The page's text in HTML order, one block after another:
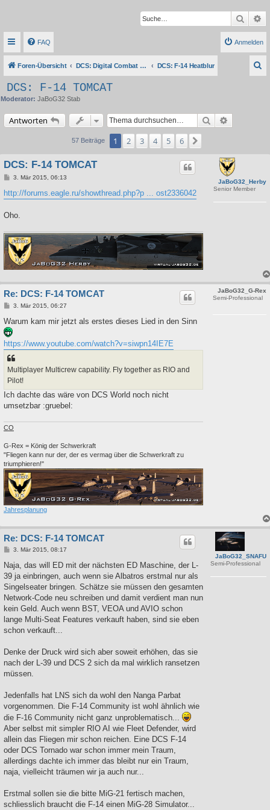
Suche
FAQ Anmelden
Foren-Übersicht DCS: Digital Combat Simulator Series DCS: F-14 Heatblur
DCS: F-14 TOMCAT
Moderator: JaBoG32 Stab
Antworten Suche
57 Beiträge 1 2 3 4 5 6
JaBoG32_Herby
Senior Member
DCS: F-14 TOMCAT
B
i
t
a
g
3. Mär 2015, 06:13
http://forums.eagle.ru/showthread.php?p ... ost2336042
Oho.
JaBoG32_G-Rex
Semi-Professional
Re: DCS: F-14 TOMCAT
B
i
t
r
a
g
3. Mär 2015, 06:27
Warum kam mir jetzt als erstes dieses Lied in den Sinn
https://www.youtube.com/watch?v=siwpn14IE7E
Multiplayer Multicrew capability. Fly together as RIO and
Pilot!
Ich dachte das wäre von DCS World noch nicht
umsetzbar :gruebel:
CO
G-Rex = König der Schwerkraft
"Fliegen kann nur der, der es vermag über die Schwerkraft zu
triumphieren!"
Jahresplanung
JaBoG32_SNAFU
Semi-Professional
Re: DCS: F-14 TOMCAT
B
i
r
a
3. Mär 2015, 08:17
Naja, das will ED mit der nächsten ED Maschine, der L-
39 ja einbringen, auch wenn sie Albatros erstmal nur als
Singelseater bringen. Schätze sie müssen den gesamten
Network-Code neu schreiben und damit verdient man nun
kein Geld. Auch wenn BST, VEOA und AVIO schon
lange Multi-Seat Features verkauft haben, sind sie eben
schon verkauft...
Denke der Druck wird sich aber soweit erhöhen, das sie
nach der L-39 und DCS 2 sich da mal wirklich ransetzen
müssen.
Jedenfalls hat LNS sich da wohl den Nanga Parbat
vorgenommen. Die F-14 Community ist wohl ähnlich wie
die F-16 Community nicht ganz unproblematisch...
Aber selbst mit simpler RIO AI wie Fleet Defender, wird
allein das Fliegen mir schon reichen. Eine DCS F-14
oder DCS Tornado war schon immer mein Traum,
allerdings dachte ich immer das bleibt nur ein Traum,
naja, vielleicht träumen wir ja auch nur...
Erstmal sollen sie die bitte MiG-21 fertisch machen,
schliesslich braucht die F-14 einen MiG-28 Simulator...